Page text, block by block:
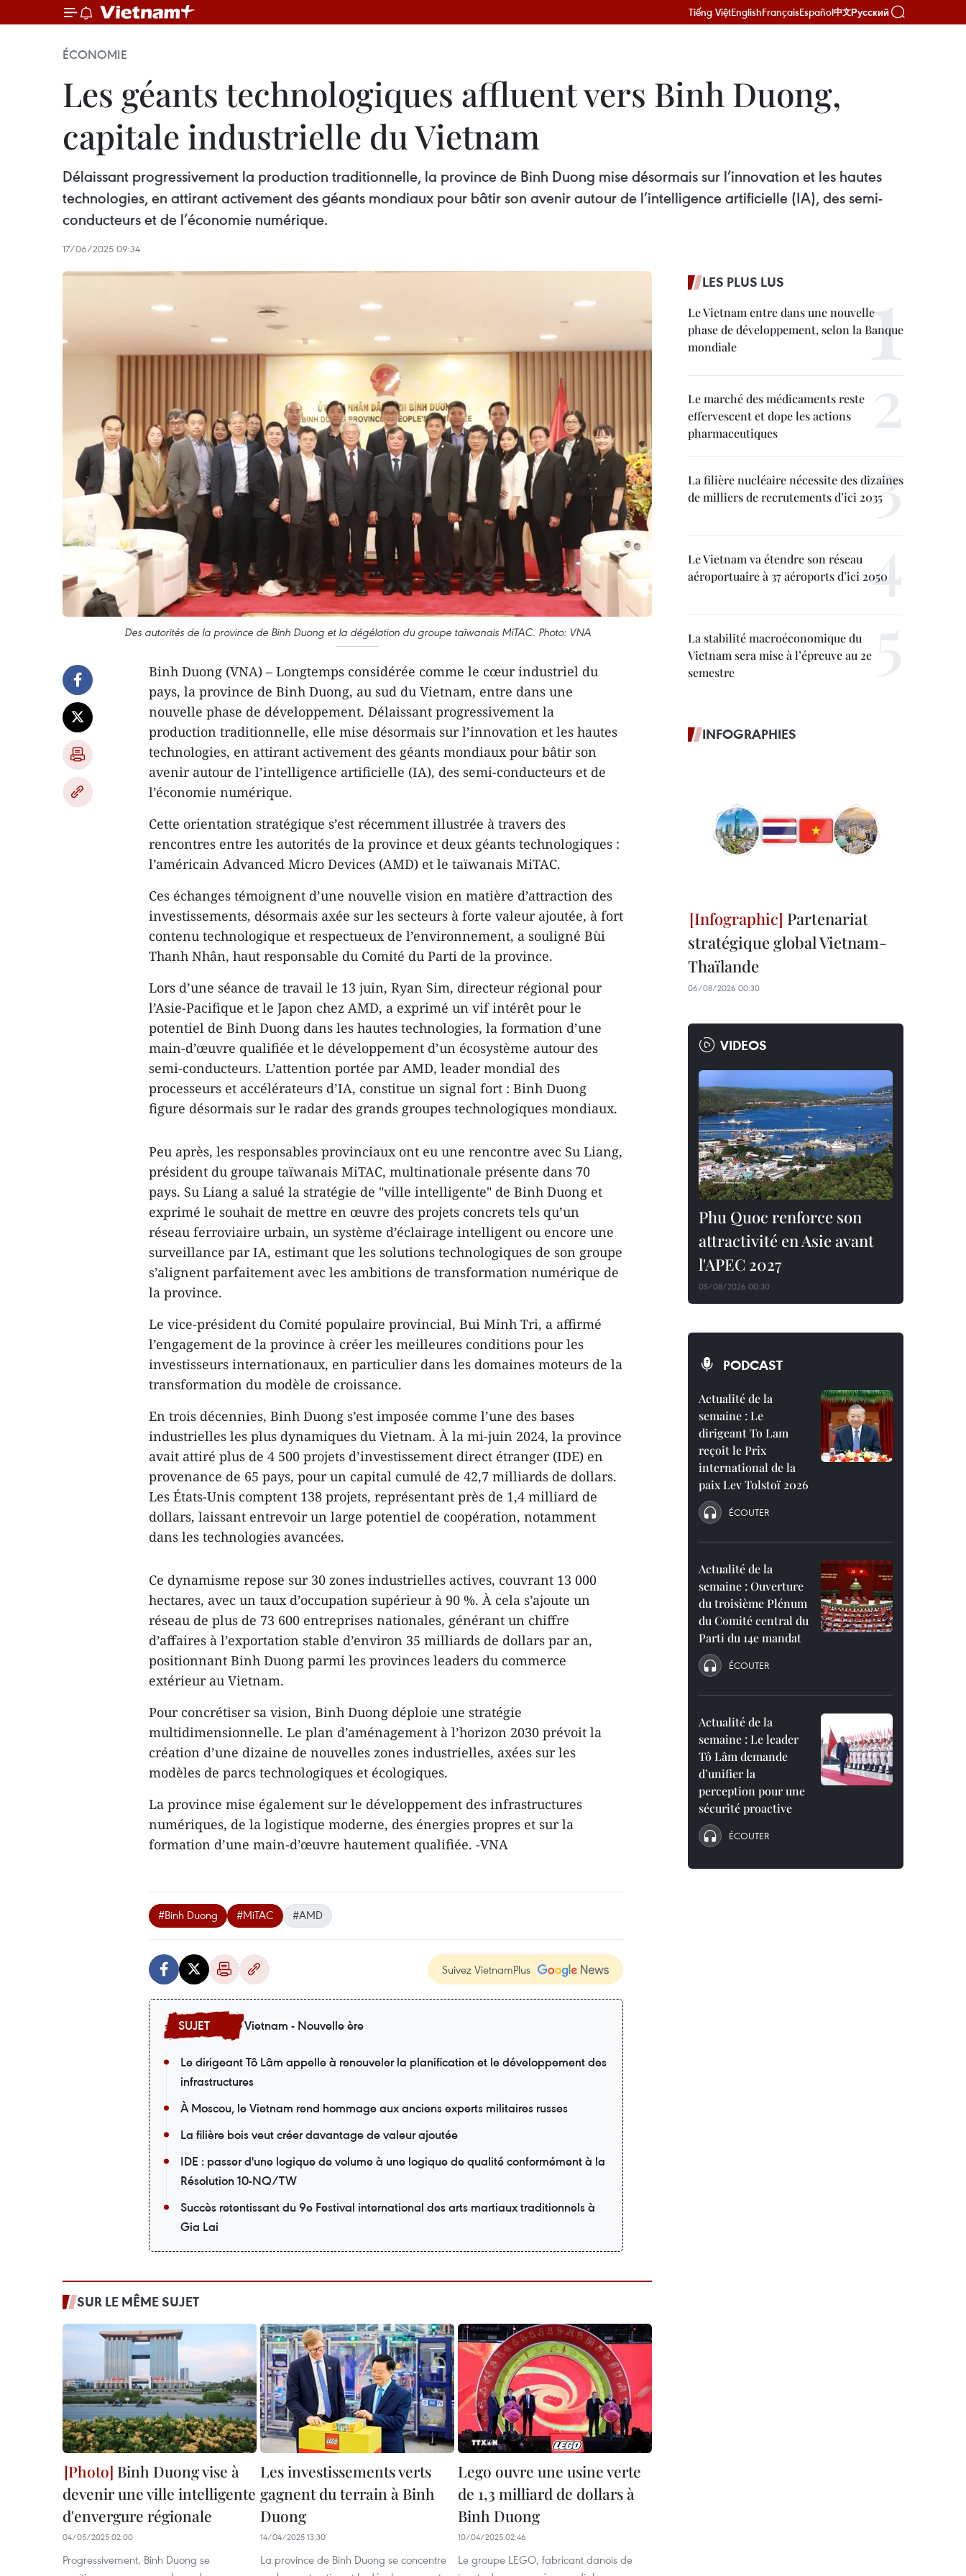
Tiếng ViệtEnglishFrançaisEspañol中文Русский
ÉCONOMIE
Les géants technologiques affluent vers Binh Duong,
capitale industrielle du Vietnam
Délaissant progressivement la production traditionnelle, la province de Binh Duong mise désormais sur l’innovation et les hautes
technologies, en attirant activement des géants mondiaux pour bâtir son avenir autour de l’intelligence artificielle (IA), des semi-
conducteurs et de l’économie numérique.
17/06/2025 09:34
Des autorités de la province de Binh Duong et la dégélation du groupe taïwanais MiTAC. Photo: VNA
Binh Duong (VNA) – Longtemps considérée comme le cœur industriel du
pays, la province de Binh Duong, au sud du Vietnam, entre dans une
nouvelle phase de développement. Délaissant progressivement la
production traditionnelle, elle mise désormais sur l’innovation et les hautes
technologies, en attirant activement des géants mondiaux pour bâtir son
avenir autour de l’intelligence artificielle (IA), des semi-conducteurs et de
l’économie numérique.
Cette orientation stratégique s’est récemment illustrée à travers des
rencontres entre les autorités de la province et deux géants technologiques :
l’américain Advanced Micro Devices (AMD) et le taïwanais MiTAC.
Ces échanges témoignent d’une nouvelle vision en matière d’attraction des
investissements, désormais axée sur les secteurs à forte valeur ajoutée, à fort
contenu technologique et respectueux de l’environnement, a souligné Bùi
Thanh Nhân, haut responsable du Comité du Parti de la province.
Lors d’une séance de travail le 13 juin, Ryan Sim, directeur régional pour
l’Asie-Pacifique et le Japon chez AMD, a exprimé un vif intérêt pour le
potentiel de Binh Duong dans les hautes technologies, la formation d’une
main-d’œuvre qualifiée et le développement d’un écosystème autour des
semi-conducteurs. L’attention portée par AMD, leader mondial des
processeurs et accélérateurs d’IA, constitue un signal fort : Binh Duong
figure désormais sur le radar des grands groupes technologiques mondiaux.
Peu après, les responsables provinciaux ont eu une rencontre avec Su Liang,
président du groupe taïwanais MiTAC, multinationale présente dans 70
pays. Su Liang a salué la stratégie de "ville intelligente" de Binh Duong et
exprimé le souhait de mettre en œuvre des projets concrets tels qu’un
réseau ferroviaire urbain, un système d’éclairage intelligent ou encore une
surveillance par IA, estimant que les solutions technologiques de son groupe
s’alignent parfaitement avec les ambitions de transformation numérique de
la province.
Le vice-président du Comité populaire provincial, Bui Minh Tri, a affirmé
l’engagement de la province à créer les meilleures conditions pour les
investisseurs internationaux, en particulier dans les domaines moteurs de la
transformation du modèle de croissance.
En trois décennies, Binh Duong s’est imposée comme l’une des bases
industrielles les plus dynamiques du Vietnam. À la mi-juin 2024, la province
avait attiré plus de 4 500 projets d’investissement direct étranger (IDE) en
provenance de 65 pays, pour un capital cumulé de 42,7 milliards de dollars.
Les États-Unis comptent 138 projets, représentant près de 1,4 milliard de
dollars, laissant entrevoir un large potentiel de coopération, notamment
dans les technologies avancées.
Ce dynamisme repose sur 30 zones industrielles actives, couvrant 13 000
hectares, avec un taux d’occupation supérieur à 90 %. À cela s’ajoute un
réseau de plus de 73 600 entreprises nationales, générant un chiffre
d’affaires à l’exportation stable d’environ 35 milliards de dollars par an,
positionnant Binh Duong parmi les provinces leaders du commerce
extérieur au Vietnam.
Pour concrétiser sa vision, Binh Duong déploie une stratégie
multidimensionnelle. Le plan d’aménagement à l’horizon 2030 prévoit la
création d’une dizaine de nouvelles zones industrielles, axées sur les
modèles de parcs technologiques et écologiques.
La province mise également sur le développement des infrastructures
numériques, de la logistique moderne, des énergies propres et sur la
formation d’une main-d’œuvre hautement qualifiée. -VNA
#Binh Duong #MiTAC #AMD
Suivez VietnamPlus
Vietnam - Nouvelle ère
Le dirigeant Tô Lâm appelle à renouveler la planification et le développement des
infrastructures
À Moscou, le Vietnam rend hommage aux anciens experts militaires russes
La filière bois veut créer davantage de valeur ajoutée
IDE : passer d'une logique de volume à une logique de qualité conformément à la
Résolution 10-NQ/TW
Succès retentissant du 9e Festival international des arts martiaux traditionnels à
Gia Lai
SUR LE MÊME SUJET
Binh Duong vise à
devenir une ville intelligente
d'envergure régionale
04/05/2025 02:00
Progressivement, Binh Duong se
Les investissements verts
gagnent du terrain à Binh
Duong
14/04/2025 13:30
La province de Binh Duong se concentre
Lego ouvre une usine verte
de 1,3 milliard de dollars à
Binh Duong
10/04/2025 02:46
Le groupe LEGO, fabricant danois de
LES PLUS LUS
Le Vietnam entre dans une nouvelle
phase de développement, selon la Banque
mondiale
Le marché des médicaments reste
effervescent et dope les actions
pharmaceutiques
La filière nucléaire nécessite des dizaines
de milliers de recrutements d’ici 2035
Le Vietnam va étendre son réseau
aéroportuaire à 37 aéroports d’ici 2050
La stabilité macroéconomique du
Vietnam sera mise à l’épreuve au 2e
semestre
INFOGRAPHIES
Partenariat
stratégique global Vietnam-
Thaïlande
06/08/2026 00:30
VIDEOS
Phu Quoc renforce son
attractivité en Asie avant
l'APEC 2027
05/08/2026 00:30
PODCAST
Actualité de la
semaine : Le
dirigeant To Lam
reçoit le Prix
international de la
paix Lev Tolstoï 2026
ÉCOUTER
Actualité de la
semaine : Ouverture
du troisième Plénum
du Comité central du
Parti du 14e mandat
ÉCOUTER
Actualité de la
semaine : Le leader
Tô Lâm demande
d’unifier la
perception pour une
sécurité proactive
ÉCOUTER